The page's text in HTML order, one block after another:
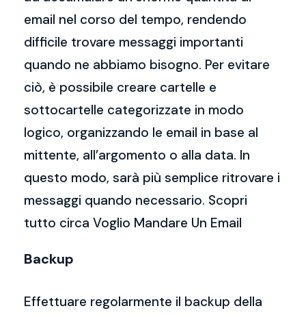
email nel corso del tempo, rendendo
difficile trovare messaggi importanti
quando ne abbiamo bisogno. Per evitare
ciò, è possibile creare cartelle e
sottocartelle categorizzate in modo
logico, organizzando le email in base al
mittente, all’argomento o alla data. In
questo modo, sarà più semplice ritrovare i
messaggi quando necessario. Scopri
tutto circa Voglio Mandare Un Email
Backup
Effettuare regolarmente il backup della